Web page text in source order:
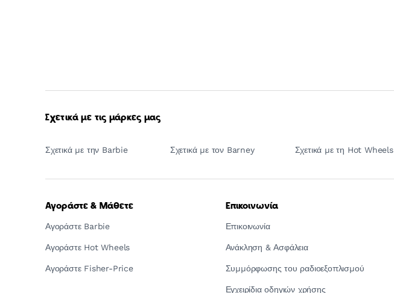
Σχετικά με τις μάρκες μας
Σχετικά με την Barbie Σχετικά με τον Barney Σχετικά με τη Hot Wheels
Αγοράστε & Μάθετε
Αγοράστε Barbie
Αγοράστε Hot Wheels
Αγοράστε Fisher-Price
Επικοινωνία
Επικοινωνία
Ανάκληση & Ασφάλεια
Συμμόρφωσης του ραδιοεξοπλισμού
Εγχειρίδια οδηγιών χρήσης